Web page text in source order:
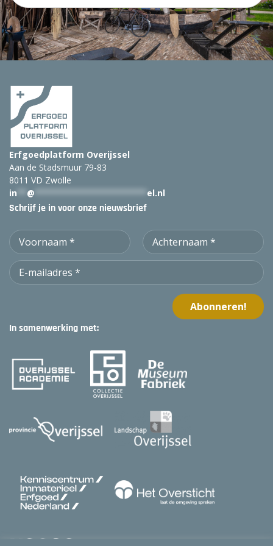
e
k
:
Erfgoedplatform Overijssel
Aan de Stadsmuur 79-83
8011 VD Zwolle
in
@ el.nl
Schrijf je in voor onze nieuwsbrief
In samenwerking met: